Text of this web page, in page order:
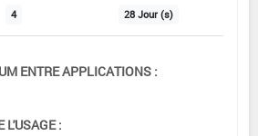
4 28 Jour (s)
ENTRE APPLICATIONS :
L'USAGE :